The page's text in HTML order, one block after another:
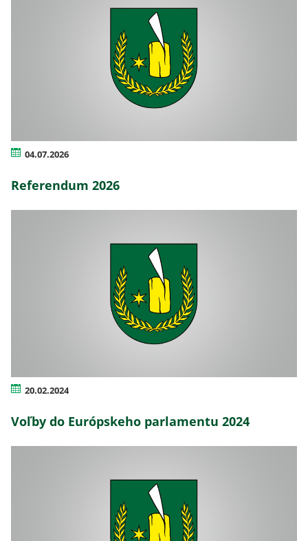
04.07.2026
Referendum 2026
20.02.2024
Voľby do Európskeho parlamentu 2024